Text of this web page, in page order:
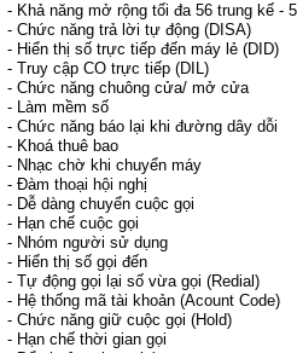
- Khả năng mở rộng tối đa 56 trung kế -
- Chức năng trả lời tự động (DISA)
- Hiển thị số trực tiếp đến máy lẻ (DID)
- Truy cập CO trực tiếp (DIL)
- Chức năng chuông cửa/ mở cửa
- Làm mềm số
- Chức năng báo lại khi đường dây dỗi
- Khoá thuê bao
- Nhạc chờ khi chuyển máy
- Đàm thoại hội nghị
- Dễ dàng chuyển cuộc gọi
- Hạn chế cuộc gọi
- Nhóm người sử dụng
- Hiển thị số gọi đến
- Tự động gọi lại số vừa gọi (Redial)
- Hệ thống mã tài khoản (Acount Code)
- Chức năng giữ cuộc gọi (Hold)
- Hạn chế thời gian gọi